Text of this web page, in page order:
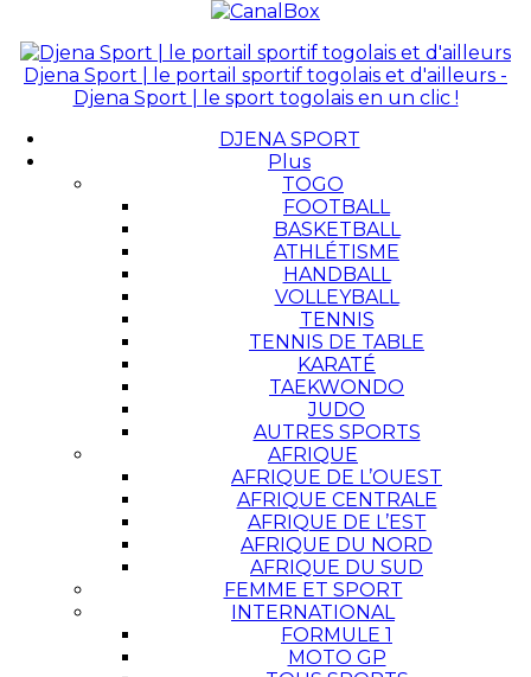
Djena Sport | le portail sportif togolais et d'ailleurs -
Djena Sport | le sport togolais en un clic !
DJENA SPORT
Plus
TOGO
FOOTBALL
BASKETBALL
ATHLÉTISME
HANDBALL
VOLLEYBALL
TENNIS
TENNIS DE TABLE
KARATÉ
TAEKWONDO
JUDO
AUTRES SPORTS
AFRIQUE
AFRIQUE DE L’OUEST
AFRIQUE CENTRALE
AFRIQUE DE L’EST
AFRIQUE DU NORD
AFRIQUE DU SUD
FEMME ET SPORT
INTERNATIONAL
FORMULE 1
MOTO GP